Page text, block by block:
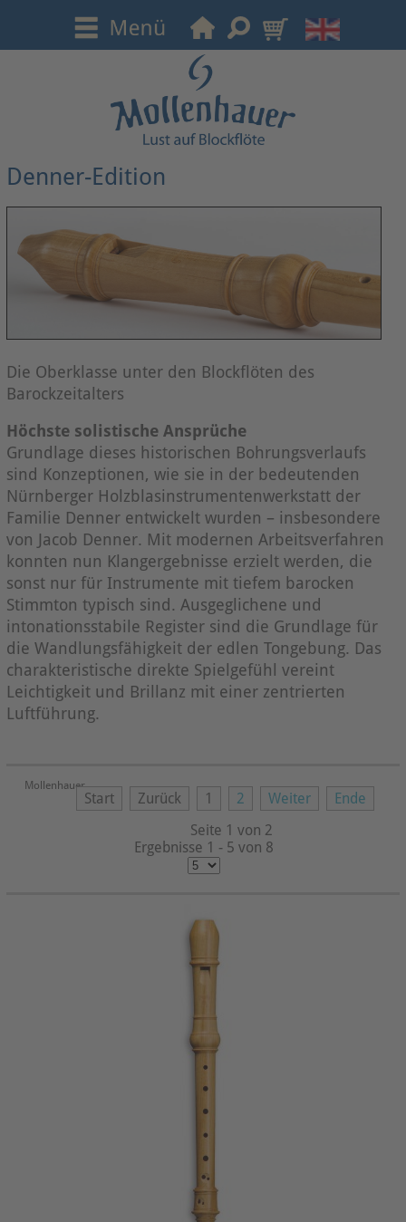
Denner-Edition
Die Oberklasse unter den Blockflöten des
Barockzeitalters
Höchste solistische Ansprüche
Grundlage dieses historischen Bohrungsverlaufs
sind Konzeptionen, wie sie in der bedeutenden
Nürnberger Holzblasinstrumentenwerkstatt der
Familie Denner entwickelt wurden – insbesondere
von Jacob Denner. Mit modernen Arbeitsverfahren
konnten nun Klangergebnisse erzielt werden, die
sonst nur für Instrumente mit tiefem barocken
Stimmton typisch sind. Ausgeglichene und
intonationsstabile Register sind die Grundlage für
die Wandlungsfähigkeit der edlen Tongebung. Das
charakteristische direkte Spielgefühl vereint
Leichtigkeit und Brillanz mit einer zentrierten
Luftführung.
Mollenhauer
Start Zurück 1 2 Weiter
Ende
Seite 1 von 2
Ergebnisse 1 - 5 von 8